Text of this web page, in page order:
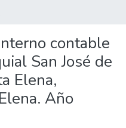
contable
San José de
Elena,
Año